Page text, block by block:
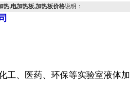
热,电加热板,加热板价格说明：
工、医药、环保等实验室液体加